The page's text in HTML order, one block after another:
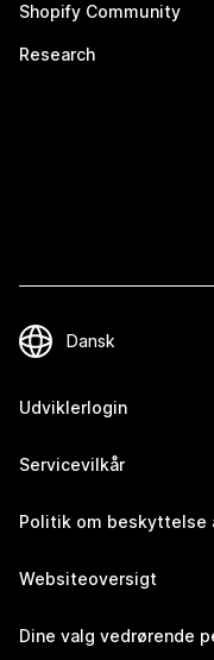
Shopify Community
Research
Udviklerlogin
Servicevilkår
Politik om beskyttelse
Websiteoversigt
Dine valg vedrørende